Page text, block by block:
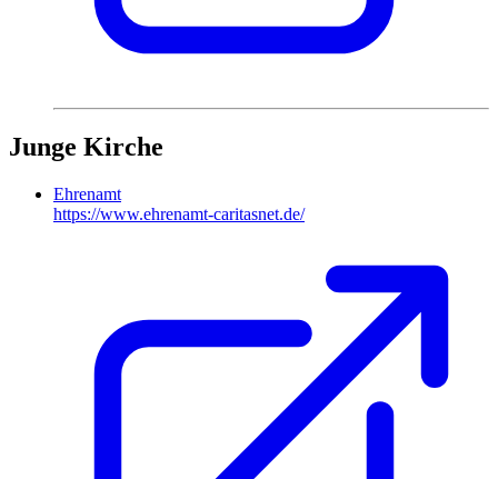
Junge Kirche
Ehrenamt
https://www.ehrenamt-caritasnet.de/